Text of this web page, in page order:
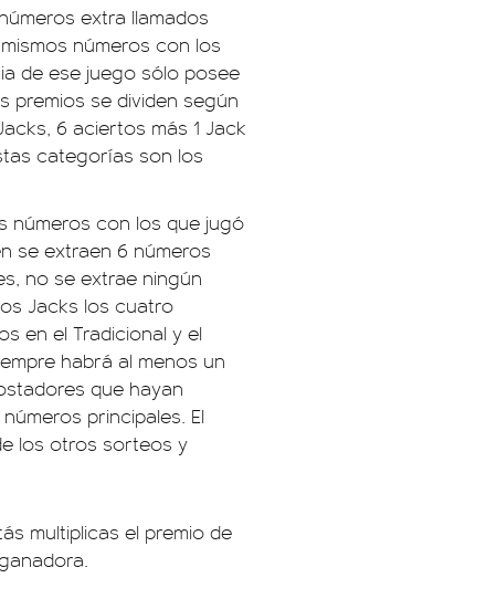
extra llamados
números con los
de ese juego sólo posee
premios se dividen según
6 aciertos más 1 Jack
categorías son los
números con los que jugó
se extraen 6 números
no se extrae ningún
Jacks los cuatro
en el Tradicional y el
habrá al menos un
que hayan
principales. El
los otros sorteos y
multiplicas el premio de